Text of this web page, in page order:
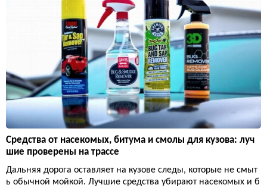
Средства от насекомых, битума и смолы для кузова: луч
шие проверены на трассе
Дальняя дорога оставляет на кузове следы, которые не смыт
ь обычной мойкой. Лучшие средства убирают насекомых и б